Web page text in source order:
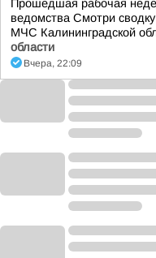
Прошедшая рабочая
ведомства Смотри
МЧС Калининградской
области
Вчера, 22:09